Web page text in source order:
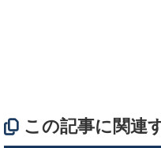
この記事に関連